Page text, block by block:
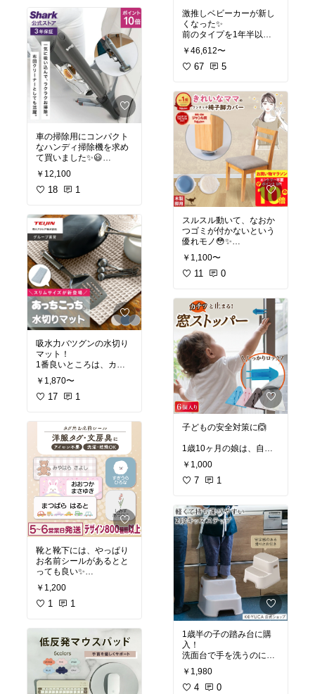
おくのに重宝してます✨
🌟
おもちゃ棚がキレイにな
りました☺️
思ったより小ぶりのトレ
ーなので、0-2歳くらいま
でがオススメかな？と思
います😃
#買ってよかった
ちゃ収納
#おもちゃ整
理
車の掃除用にコンパクト
なハンディ掃除機を求め
て買いました✨😃
小型だけど、しっかり吸
引力があってゴミをしっ
間掃除もできる🙆
車の掃除用に買ったんだ
けど、今じゃほとんどリ
ビングで子供の食べこぼ
し掃除につかってる🤣
ちょっと気になるゴミを
見つけたときとかに、サ
ッと掃除ができて本当に
便利です！
以前よりも部屋が綺麗に
保たれるようになった気
がしてます😌
電
￥12,100
18 1
吸水力バツグンの水切り
マット！
1番良いところは、カビ
ないところ✨
ズボラで、しきっぱなし
にして、何枚もカビさせ
ネットに入れれば洗濯で
きるのも、衛生的🙆
うちには4枚、常備して
ます。
#あったら便利
#ずっ
と欲しかった
#水切り
￥1,870〜
17 1
靴と靴下には、やっぱり
お名前シールがあるとと
っても良い✨
タグが付いてる服やズボ
ンは、お名前スタンプや
ネームペンでいけるんだ
も、すぐに薄くなっちゃ
って名前が見えなくなる
ネームペンで書くのも滲
んだり、可愛くなくてイ
ヤ！
￥1,200
1 1
た）
#着心地重視
ーセール
砂場遊び#プレイウェア
激推しベビーカーが新し
くなった✨
前のタイプを1年半以
ヘビユーザーです💪
たサンシェードの短さと
かが改善されてて羨まし
い🥺
さらにレビューを書け
ば、カップホルダーかレ
インカバーがもらえるの
も羨ましい🥺（私は課金
しました）
走行性が良くて、動かし
安定感がある！そしてオ
シャレ✨
これからベビーカーを頻
繁に使う、買うという人
#ベビーカー
#買ってよ
かった
#出産準備
#マ
マに優しい
￥46,612〜
67 5
スルスル動いて、なおか
つゴミが付かないという
優れモノ😳✨
今までは100均のフェル
トをつけてたんだけど、
いたりしてプチストレス
だった💦
100均より値段はするけ
ど、払う価値がある商品
だと思う🥰
掃除のストレス、ちょこ
っと気になることを変え
るだけで、快適さが変わ
りました！
グ #快適
￥1,100〜
11 0
子どもの安全対策に🙆
1歳10ヶ月の娘は、自力
も開閉できてしまう🤦
かなり危なかった💦
のも凄く疲れる…🫠
このストッパーが来てか
らは、そんな悩みから解
放されました！
ストッパー自体はマステ
をつけてから、装着する
ので、のちのち外すとき
に跡が残らなくて良き◎
ママお役立ち
￥1,000
7 1
1歳半の子の踏み台に購
入！
洗面台で手を洗うのにピ
最初はひとりで登るのも
難しそうだったけど、手
￥1,980
4 0